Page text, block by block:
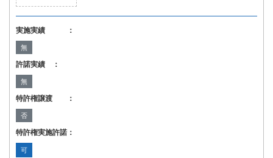
実施実績 ：
無
許諾実績 ：
無
特許権譲渡 ：
否
特許権実施許諾：
可